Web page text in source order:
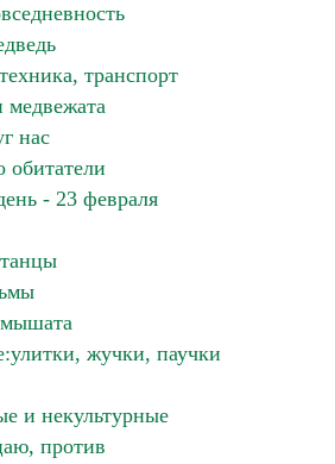
транспорт
нас
обитатели
- 23 февраля
жучки, паучки
и некультурные
против